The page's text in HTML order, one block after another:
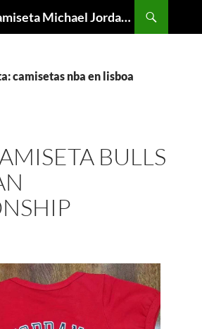
【Envío Gratis】Camiseta Michael Jordan NBA Barata
camisetas nba en lisboa
BULLS